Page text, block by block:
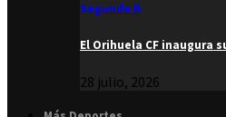
Segunda B
El Orihuela CF inaugura
28 julio, 2026